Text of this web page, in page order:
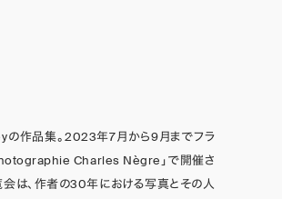
の作品集。2023年7月から9月までフラ
Charles Nègre」で開催さ
は、作者の30年における写真とその人